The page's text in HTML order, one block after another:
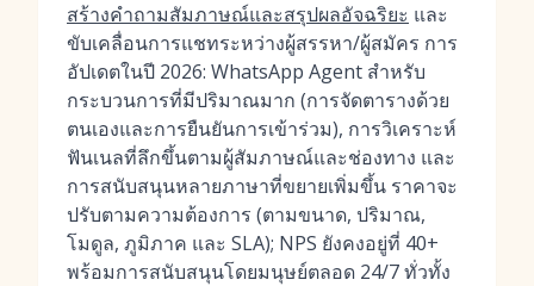
สร้างคำถามสัมภาษณ์และสรุปผลอัจฉริยะ และ
ขับเคลื่อนการแชทระหว่างผู้สรรหา/ผู้สมัคร การ
อัปเดตในปี 2026: WhatsApp Agent สำหรับ
กระบวนการที่มีปริมาณมาก (การจัดตารางด้วย
ตนเองและการยืนยันการเข้าร่วม), การวิเคราะห์
ฟันเนลที่ลึกขึ้นตามผู้สัมภาษณ์และช่องทาง และ
การสนับสนุนหลายภาษาที่ขยายเพิ่มขึ้น ราคาจะ
ปรับตามความต้องการ (ตามขนาด, ปริมาณ,
โมดูล, ภูมิภาค และ SLA); NPS ยังคงอยู่ที่ 40+
พร้อมการสนับสนุนโดยมนุษย์ตลอด 24/7 ทั่วทั้ง